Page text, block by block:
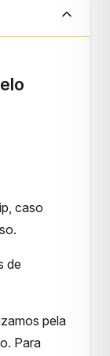
caso
de
pela
Para